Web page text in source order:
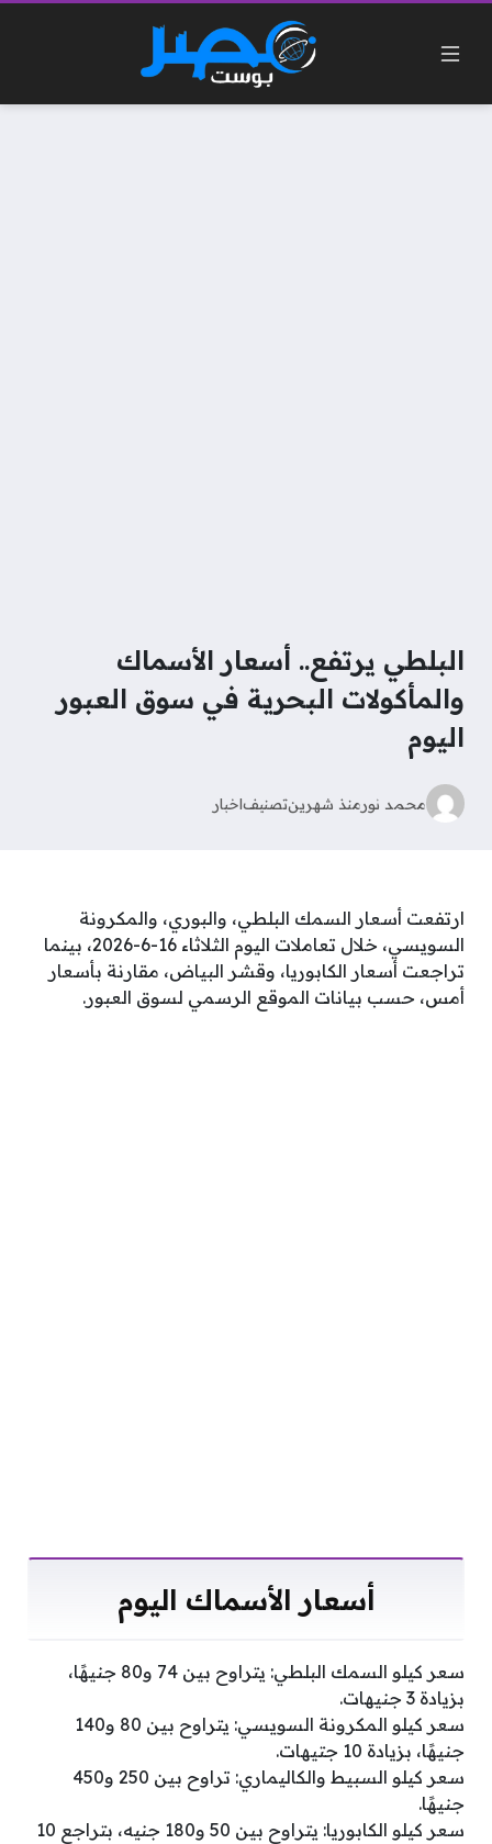
البلطي يرتفع.. أسعار الأسماك
والمأكولات البحرية في سوق العبور
اليوم
محمد نورمنذ شهرينتصنيفاخبار
ارتفعت أسعار السمك البلطي، والبوري، والمكرونة
السويسي، خلال تعاملات اليوم الثلاثاء 16-6-2026، بينما
تراجعت أسعار الكابوريا، وقشر البياض، مقارنة بأسعار
أمس، حسب بيانات الموقع الرسمي لسوق العبور.
أسعار الأسماك اليوم
سعر كيلو السمك البلطي: يتراوح بين 74 و80 جنيهًا،
بزيادة 3 جنيهات.
سعر كيلو المكرونة السويسي: يتراوح بين 80 و140
جنيهًا، بزيادة 10 جتيهات.
سعر كيلو السبيط والكاليماري: تراوح بين 250 و450
جنيهًا.
سعر كيلو الكابوريا: يتراوح بين 50 و180 جنيه، بتراجع 10